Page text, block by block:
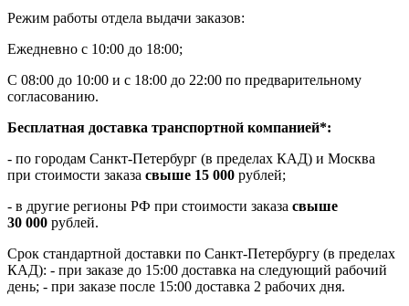
Режим работы отдела выдачи заказов:
Ежедневно с 10:00 до 18:00;
С 08:00 до 10:00 и с 18:00 до 22:00 по предварительному
согласованию.
Бесплатная доставка транспортной компанией*:
- по городам Санкт-Петербург (в пределах КАД) и Москва
при стоимости заказа свыше 15 000 рублей;
- в другие регионы РФ при стоимости заказа свыше
30 000 рублей.
Срок стандартной доставки по Санкт-Петербургу (в пределах
КАД): - при заказе до 15:00 доставка на следующий рабочий
день; - при заказе после 15:00 доставка 2 рабочих дня.